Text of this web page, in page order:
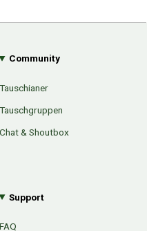
Community
Tauschianer
Tauschgruppen
Chat & Shoutbox
Support
FAQ